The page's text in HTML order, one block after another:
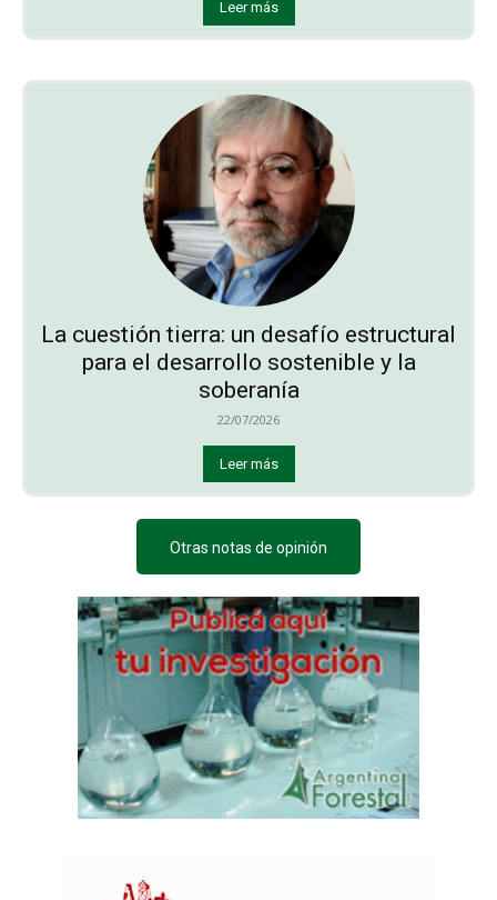
Leer más
La cuestión tierra: un desafío estructural
para el desarrollo sostenible y la
soberanía
22/07/2026
Leer más
Otras notas de opinión